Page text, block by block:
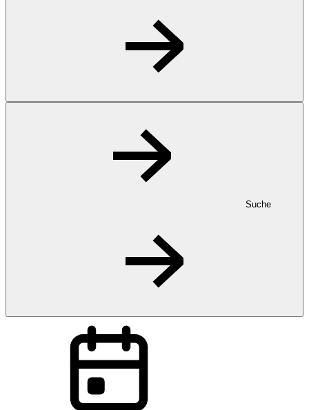
Suche